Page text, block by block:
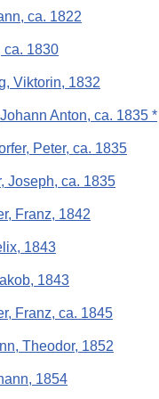
ca. 1822
ca. 1830
Viktorin, 1832
Anton, ca. 1835 *
Peter, ca. 1835
Joseph, ca. 1835
Franz, 1842
1843
1843
Franz, ca. 1845
Theodor, 1852
1854